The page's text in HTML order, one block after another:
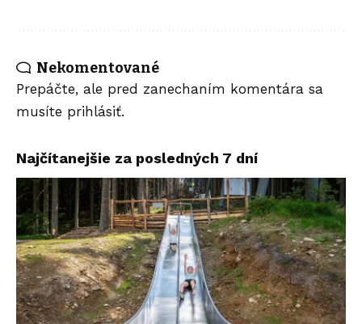
Nekomentované
Prepáčte, ale pred zanechaním komentára sa
musíte prihlásiť.
Najčítanejšie za posledných 7 dní